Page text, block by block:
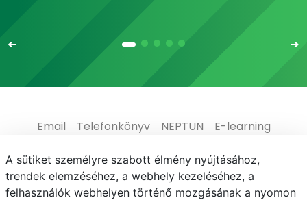
Email Telefonkönyv NEPTUN
E-learning
Médiaközpont
Informatikai Igazgatóság
Adatvédelem
A sütiket személyre szabott élmény nyújtásához,
trendek elemzéséhez, a webhely kezeléséhez, a
felhasználók webhelyen történő mozgásának a nyomon